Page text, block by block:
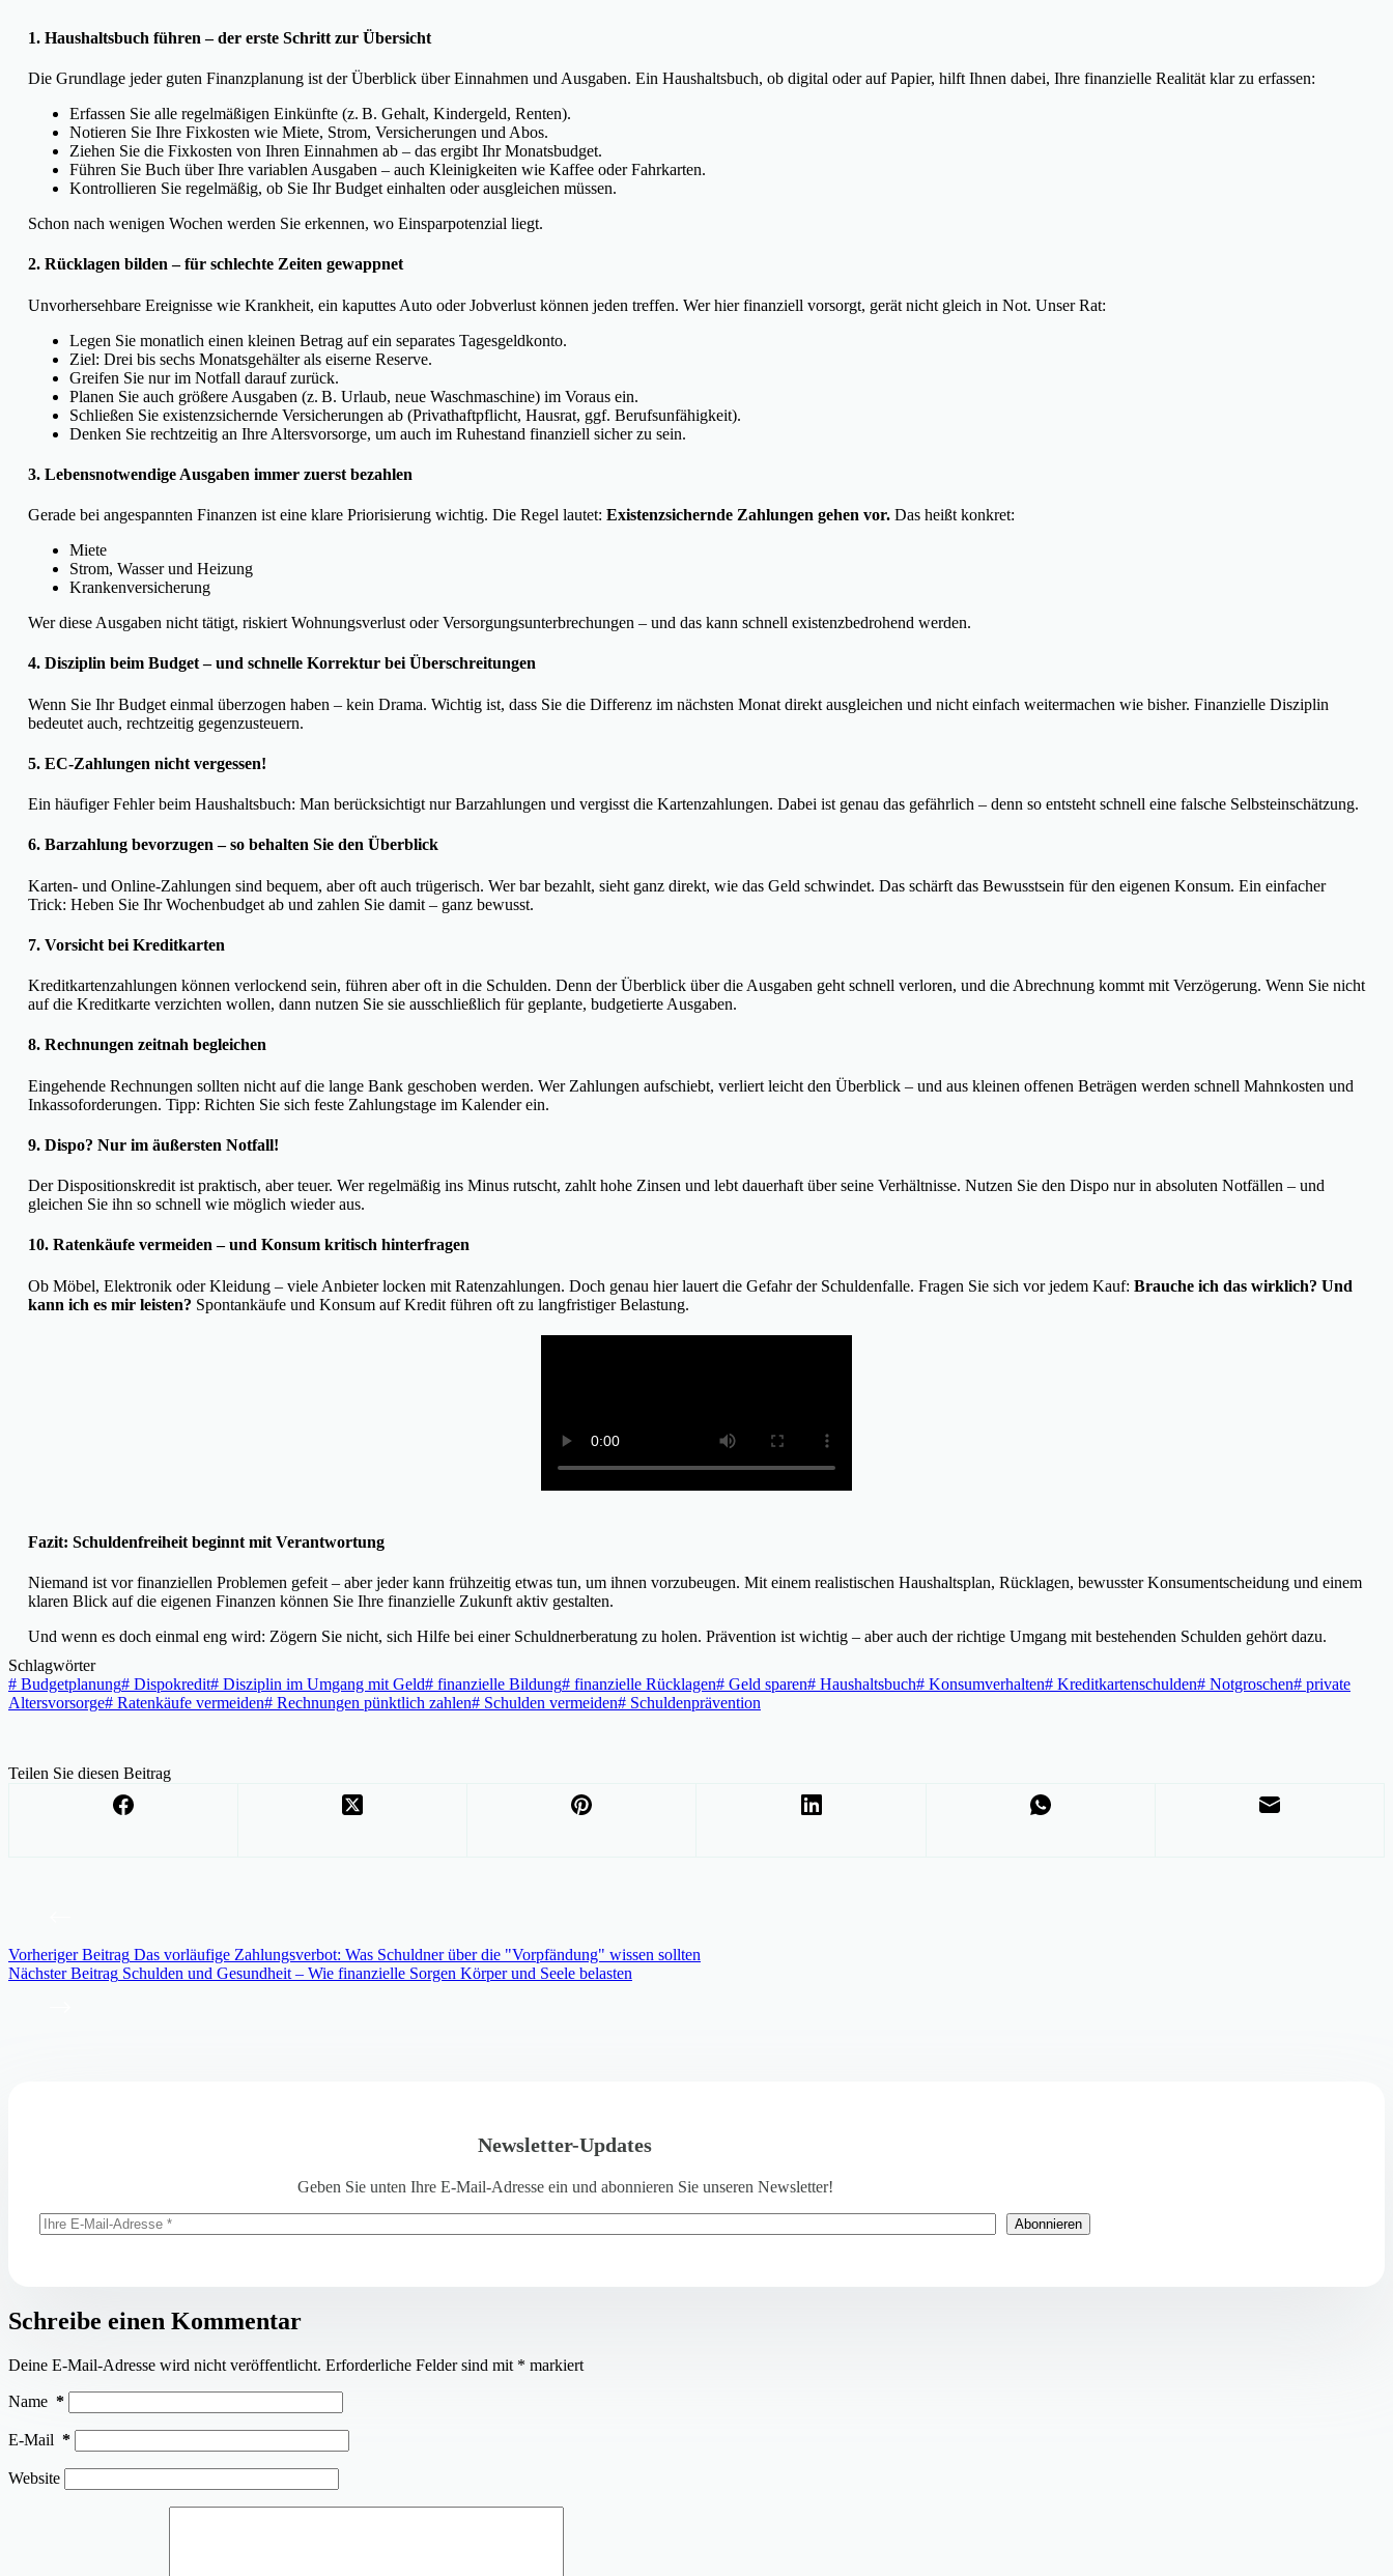
1. Haushaltsbuch führen – der erste Schritt zur Übersicht
Die Grundlage jeder guten Finanzplanung ist der Überblick über Einnahmen und Ausgaben. Ein Haushaltsbuch, ob digital oder auf Papier, hilft Ihnen dabei, Ihre finanzielle Realität klar zu erfassen:
Erfassen Sie alle regelmäßigen Einkünfte (z. B. Gehalt, Kindergeld, Renten).
Notieren Sie Ihre Fixkosten wie Miete, Strom, Versicherungen und Abos.
Ziehen Sie die Fixkosten von Ihren Einnahmen ab – das ergibt Ihr Monatsbudget.
Führen Sie Buch über Ihre variablen Ausgaben – auch Kleinigkeiten wie Kaffee oder Fahrkarten.
Kontrollieren Sie regelmäßig, ob Sie Ihr Budget einhalten oder ausgleichen müssen.
Schon nach wenigen Wochen werden Sie erkennen, wo Einsparpotenzial liegt.
2. Rücklagen bilden – für schlechte Zeiten gewappnet
Unvorhersehbare Ereignisse wie Krankheit, ein kaputtes Auto oder Jobverlust können jeden treffen. Wer hier finanziell vorsorgt, gerät nicht gleich in Not. Unser Rat:
Legen Sie monatlich einen kleinen Betrag auf ein separates Tagesgeldkonto.
Ziel: Drei bis sechs Monatsgehälter als eiserne Reserve.
Greifen Sie nur im Notfall darauf zurück.
Planen Sie auch größere Ausgaben (z. B. Urlaub, neue Waschmaschine) im Voraus ein.
Schließen Sie existenzsichernde Versicherungen ab (Privathaftpflicht, Hausrat, ggf. Berufsunfähigkeit).
Denken Sie rechtzeitig an Ihre Altersvorsorge, um auch im Ruhestand finanziell sicher zu sein.
3. Lebensnotwendige Ausgaben immer zuerst bezahlen
Gerade bei angespannten Finanzen ist eine klare Priorisierung wichtig. Die Regel lautet: Existenzsichernde Zahlungen gehen vor. Das heißt konkret:
Miete
Strom, Wasser und Heizung
Krankenversicherung
Wer diese Ausgaben nicht tätigt, riskiert Wohnungsverlust oder Versorgungsunterbrechungen – und das kann schnell existenzbedrohend werden.
4. Disziplin beim Budget – und schnelle Korrektur bei Überschreitungen
Wenn Sie Ihr Budget einmal überzogen haben – kein Drama. Wichtig ist, dass Sie die Differenz im nächsten Monat direkt ausgleichen und nicht einfach weitermachen wie bisher. Finanzielle Disziplin
bedeutet auch, rechtzeitig gegenzusteuern.
5. EC-Zahlungen nicht vergessen!
Ein häufiger Fehler beim Haushaltsbuch: Man berücksichtigt nur Barzahlungen und vergisst die Kartenzahlungen. Dabei ist genau das gefährlich – denn so entsteht schnell eine falsche Selbsteinschätzung.
6. Barzahlung bevorzugen – so behalten Sie den Überblick
Karten- und Online-Zahlungen sind bequem, aber oft auch trügerisch. Wer bar bezahlt, sieht ganz direkt, wie das Geld schwindet. Das schärft das Bewusstsein für den eigenen Konsum. Ein einfacher
Trick: Heben Sie Ihr Wochenbudget ab und zahlen Sie damit – ganz bewusst.
7. Vorsicht bei Kreditkarten
Kreditkartenzahlungen können verlockend sein, führen aber oft in die Schulden. Denn der Überblick über die Ausgaben geht schnell verloren, und die Abrechnung kommt mit Verzögerung. Wenn Sie nicht
auf die Kreditkarte verzichten wollen, dann nutzen Sie sie ausschließlich für geplante, budgetierte Ausgaben.
8. Rechnungen zeitnah begleichen
Eingehende Rechnungen sollten nicht auf die lange Bank geschoben werden. Wer Zahlungen aufschiebt, verliert leicht den Überblick – und aus kleinen offenen Beträgen werden schnell Mahnkosten und
Inkassoforderungen. Tipp: Richten Sie sich feste Zahlungstage im Kalender ein.
9. Dispo? Nur im äußersten Notfall!
Der Dispositionskredit ist praktisch, aber teuer. Wer regelmäßig ins Minus rutscht, zahlt hohe Zinsen und lebt dauerhaft über seine Verhältnisse. Nutzen Sie den Dispo nur in absoluten Notfällen – und
gleichen Sie ihn so schnell wie möglich wieder aus.
10. Ratenkäufe vermeiden – und Konsum kritisch hinterfragen
Ob Möbel, Elektronik oder Kleidung – viele Anbieter locken mit Ratenzahlungen. Doch genau hier lauert die Gefahr der Schuldenfalle. Fragen Sie sich vor jedem Kauf: Brauche ich das wirklich? Und
kann ich es mir leisten? Spontankäufe und Konsum auf Kredit führen oft zu langfristiger Belastung.
Fazit: Schuldenfreiheit beginnt mit Verantwortung
Niemand ist vor finanziellen Problemen gefeit – aber jeder kann frühzeitig etwas tun, um ihnen vorzubeugen. Mit einem realistischen Haushaltsplan, Rücklagen, bewusster Konsumentscheidung und einem
klaren Blick auf die eigenen Finanzen können Sie Ihre finanzielle Zukunft aktiv gestalten.
Und wenn es doch einmal eng wird: Zögern Sie nicht, sich Hilfe bei einer Schuldnerberatung zu holen. Prävention ist wichtig – aber auch der richtige Umgang mit bestehenden Schulden gehört dazu.
Schlagwörter
# Budgetplanung# Dispokredit# Disziplin im Umgang mit Geld# finanzielle Bildung# finanzielle Rücklagen# Geld sparen# Haushaltsbuch# Konsumverhalten# Kreditkartenschulden# Notgroschen# private
Altersvorsorge# Ratenkäufe vermeiden# Rechnungen pünktlich zahlen# Schulden vermeiden# Schuldenprävention
Teilen Sie diesen Beitrag
VorherigerBeitrag Das vorläufige Zahlungsverbot: Was Schuldner über die "Vorpfändung" wissen sollten
NächsterBeitrag Schulden und Gesundheit – Wie finanzielle Sorgen Körper und Seele belasten
Newsletter-Updates
Geben Sie unten Ihre E-Mail-Adresse ein und abonnieren Sie unseren Newsletter!
Abonnieren
Schreibe einen Kommentar
Deine E-Mail-Adresse wird nicht veröffentlicht. Erforderliche Felder sind mit * markiert
Name *
E-Mail *
Website